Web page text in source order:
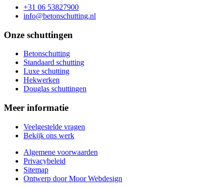
+31 06 53827900
info@betonschutting.nl
Onze schuttingen
Betonschutting
Standaard schutting
Luxe schutting
Hekwerken
Douglas schuttingen
Meer informatie
Veelgestelde vragen
Bekijk ons werk
Algemene voorwaarden
Privacybeleid
Sitemap
Ontwerp door Moor Webdesign